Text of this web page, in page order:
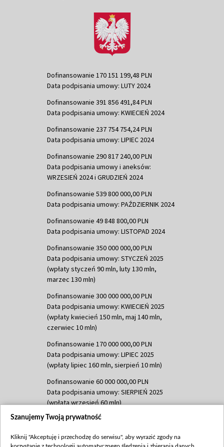
Dofinansowanie 170 151 199,48 PLN
Data podpisania umowy: LUTY 2024
Dofinansowanie 391 856 491,84 PLN
Data podpisania umowy: KWIECIEŃ 2024
Dofinansowanie 237 754 754,24 PLN
Data podpisania umowy: LIPIEC 2024
Dofinansowanie 290 817 240,00 PLN
Data podpisania umowy i aneksów:
WRZESIEŃ 2024 i GRUDZIEŃ 2024
Dofinansowanie 539 800 000,00 PLN
Data podpisania umowy: PAŹDZIERNIK 2024
Dofinansowanie 49 848 800,00 PLN
Data podpisania umowy: LISTOPAD 2024
Dofinansowanie 350 000 000,00 PLN
Data podpisania umowy: STYCZEŃ 2025
(wpłaty styczeń 90 mln, luty 130 mln,
marzec 130 mln)
Dofinansowanie 300 000 000,00 PLN
Data podpisania umowy: KWIECIEŃ 2025
(wpłaty kwiecień 150 mln, maj 140 mln,
czerwiec 10 mln)
Dofinansowanie 170 000 000,00 PLN
Data podpisania umowy: LIPIEC 2025
(wpłaty lipiec 160 mln, sierpień 10 mln)
Dofinansowanie 60 000 000,00 PLN
Data podpisania umowy: SIERPIEŃ 2025
(wpłata wrzesień 60 mln)
Dofinansowanie 635 783 051,21 PLN
(wpłata wrzesień 100 mln, październik 350
Szanujemy Twoją prywatność
Kliknij "Akceptuję i przechodzę do serwisu", aby wyrazić zgody na